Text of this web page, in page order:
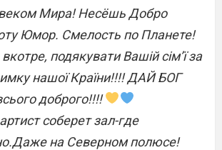
Мира! Несёшь Добро
Юмор. Смелость по Планете!
подякувати Вашій сім’ї за
нашої Країни!!!! ДАЙ БОГ
доброго!!!!
соберет зал-где
на Северном полюсе!